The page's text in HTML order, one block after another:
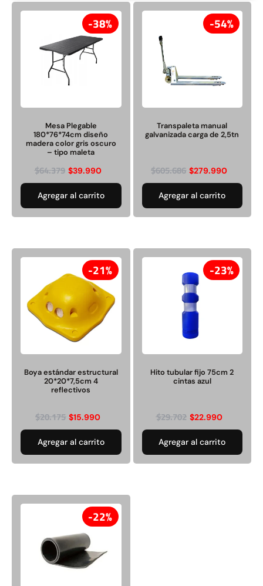
38%
Mesa Plegable
180*76*74cm diseño
madera color gris oscuro
– tipo maleta
$64.379 $39.990
Agregar al carrito
54%
Transpaleta manual
galvanizada carga de 2,5tn
$605.686 $279.990
Agregar al carrito
21%
Boya estándar estructural
20*20*7,5cm 4
reflectivos
$20.175 $15.990
Agregar al carrito
23%
Hito tubular fijo 75cm 2
cintas azul
$29.702 $22.990
Agregar al carrito
22%
Rampa Móvil Hidráulica
carga 10ton
$11.790.000
Agregar al carrito
Juego Modular 35
QplayGround
Leer más
Juego Modular 40
QplayGround
$4.859.984
50%
Juego Modular 25
QplayGround
$9.558.557
4.790.000
Agregar al carrito